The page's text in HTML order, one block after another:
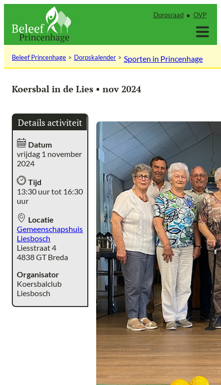
inhoud
Dorpsraad OVP
Beleef Princenhage Dorpskalender Sporten in Princenhage
Koersbal in de Lies • nov 2024
Details activiteit
Datum
vrijdag 1 november
2024
Tijd
13:30 uur tot 16:30
uur
Locatie
Gemeenschapshuis
Liesbosch
Liesstraat 4
4838 GT Breda
Organisator
Koersbalclub
Liesbosch